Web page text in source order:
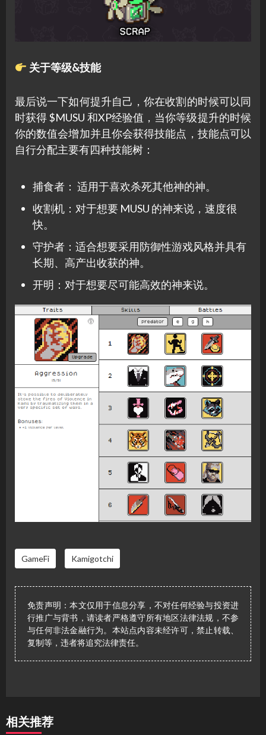
关于等级&技能
最后说一下如何提升自己，你在收割的时候可以同
时获得 $MUSU 和XP经验值，当你等级提升的时候
你的数值会增加并且你会获得技能点，技能点可以
自行分配主要有四种技能树：
捕食者： 适用于喜欢杀死其他神的神。
收割机：对于想要 MUSU 的神来说，速度很
快。
守护者：适合想要采用防御性游戏风格并具有
长期、高产出收获的神。
开明：对于想要尽可能高效的神来说。
GameFi Kamigotchi
免责声明：本文仅用于信息分享，不对任何经验与投资进
行推广与背书，请读者严格遵守所有地区法律法规，不参
与任何非法金融行为。本站点内容未经许可，禁止转载、
复制等，违者将追究法律责任。
相关推荐